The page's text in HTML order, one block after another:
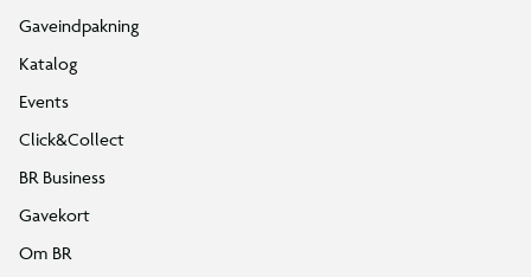
Gaveindpakning
Katalog
Events
Click&Collect
BR Business
Gavekort
Om BR